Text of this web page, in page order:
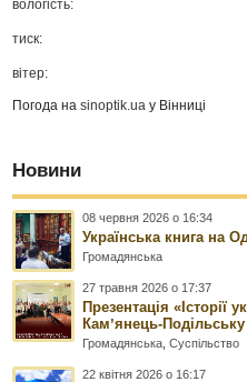
вологість:
тиск:
вітер:
Погода наsinoptik.ua у Вінниці
Новини
08 червня 2026 о 16:34
Українська книга на
Громадянська
27 травня 2026 о 17:37
Презентація «Історії
Камʼянець-Подільську
Громадянська ,Суспільство
22 квітня 2026 о 16:17